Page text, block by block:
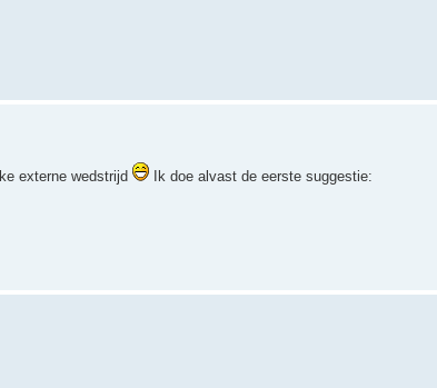
externe wedstrijd Ik doe alvast de eerste suggestie: